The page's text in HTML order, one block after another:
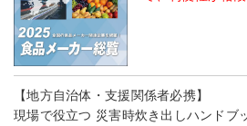
【地方自治体・支援関係者必携】
現場で役立つ 災害時炊き出しハンドブ